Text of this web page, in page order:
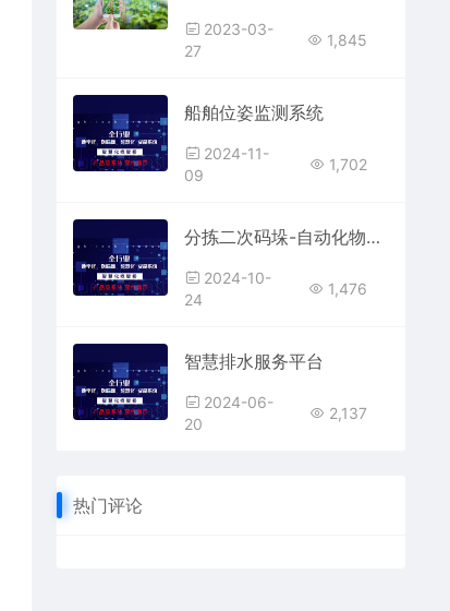
2023-03-
27
1,845
船舶位姿监测系统
2024-11-
09
1,702
分拣二次码垛-自动化物流处理系统
2024-10-
24
1,476
智慧排水服务平台
2024-06-
20
2,137
热门评论